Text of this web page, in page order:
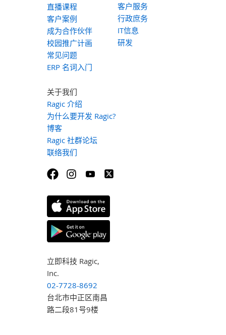
直播课程
客户案例
成为合作伙伴
校园推广计画
常见问题
ERP 名词入门
客户服务
行政庶务
IT信息
研发
关于我们
Ragic 介绍
为什么要开发 Ragic?
博客
Ragic 社群论坛
联络我们
立即科技 Ragic,
Inc.
02-7728-8692
台北市中正区南昌
路二段81号9楼